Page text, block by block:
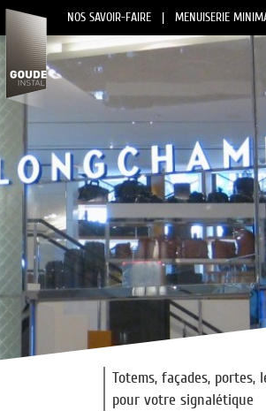
NOS SAVOIR-FAIRE | MENUISERIE
Totems, façades,
pour votre signalétique